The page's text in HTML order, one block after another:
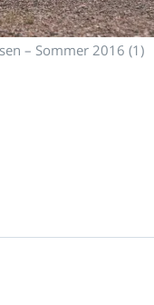
– Sommer 2016 (1)